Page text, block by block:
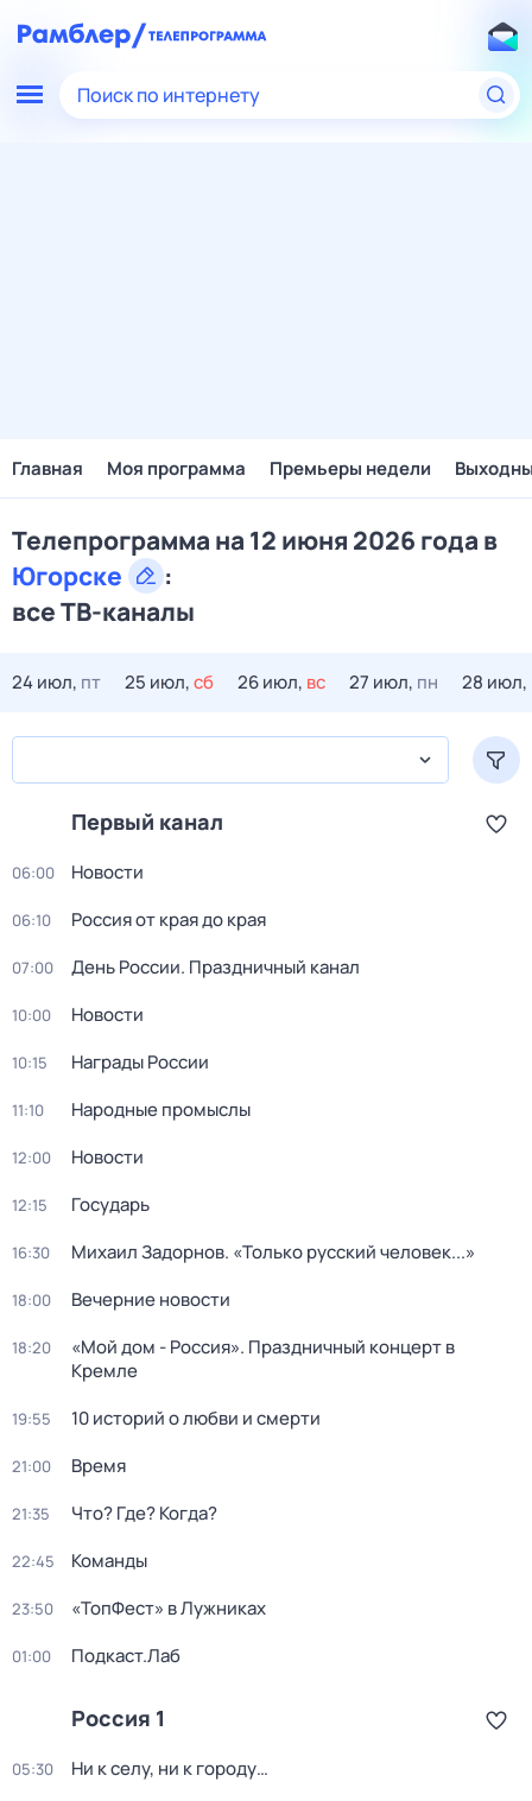
Поиск по интернету
Главная Моя программа Премьеры недели
Телепрограмма на 12 июня 2026 года в
Югорске
:
все ТВ-каналы
24 июл, пт 25 июл,сб 26 июл, вс 27 июл, пн 28 июл,
Первый канал
06:00 Новости
06:10 Россия от края до края
07:00 День России. Праздничный канал
10:00 Новости
10:15 Награды России
11:10 Народные промыслы
12:00 Новости
12:15 Государь
16:30 Михаил Задорнов. «Только русский человек...»
18:00 Вечерние новости
18:20
«Мой дом - Россия». Праздничный концерт в
Кремле
19:55 10 историй о любви и смерти
21:00 Время
21:35 Что? Где? Когда?
22:45 Команды
23:50 «ТопФест» в Лужниках
01:00 Подкаст.Лаб
Россия 1
05:30 Ни к селу, ни к городу…